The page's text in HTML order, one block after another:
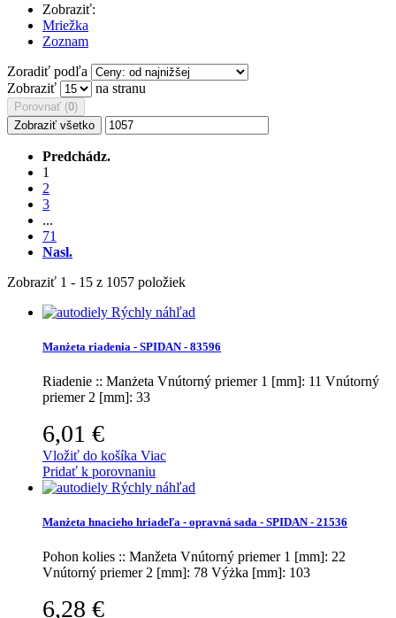
Zobraziť:
Mriežka
Zoznam
Zoradiť podľa
Zobraziť
na stranu
Porovnať (0)
Zobraziť všetko
Predchádz.
1
2
3
...
71
Nasl.
Zobraziť 1 - 15 z 1057 položiek
Rýchly náhľad
Manżeta riadenia - SPIDAN - 83596
Riadenie :: Manżeta Vnútorný priemer 1 [mm]: 11 Vnútorný
priemer 2 [mm]: 33
6,01 €
Vložiť do košíka Viac
Pridať k porovnaniu
Rýchly náhľad
Manżeta hnacieho hriadeľa - opravná sada - SPIDAN - 21536
Pohon kolies :: Manžeta Vnútorný priemer 1 [mm]: 22
Vnútorný priemer 2 [mm]: 78 Výżka [mm]: 103
6,28 €